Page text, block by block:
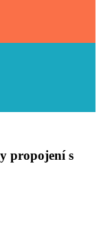
propojení s